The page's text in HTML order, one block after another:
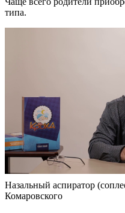
типа.
Назальный аспиратор
Комаровского